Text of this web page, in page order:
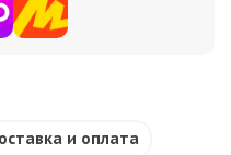
и оплата